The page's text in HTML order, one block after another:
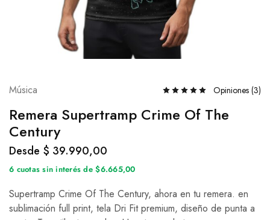
Música Opiniones (3)
Remera Supertramp Crime Of The
Century
Desde $ 39.990,00
6 cuotas sin interés de $6.665,00
Supertramp Crime Of The Century, ahora en tu remera. en
sublimación full print, tela Dri Fit premium, diseño de punta a